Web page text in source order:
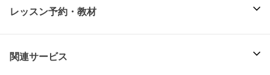
レッスン予約・教材
関連サービス